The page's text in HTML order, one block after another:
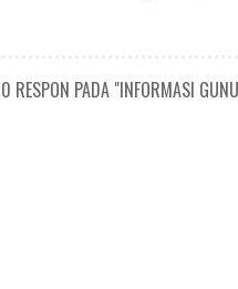
0 RESPON PADA "INFORMASI